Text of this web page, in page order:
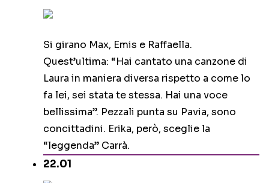
Si girano Max, Emis e Raffaella.
Quest’ultima: “Hai cantato una canzone di
Laura in maniera diversa rispetto a come lo
fa lei, sei stata te stessa. Hai una voce
bellissima”. Pezzali punta su Pavia, sono
concittadini. Erika, però, sceglie la
“leggenda” Carrà.
22.01